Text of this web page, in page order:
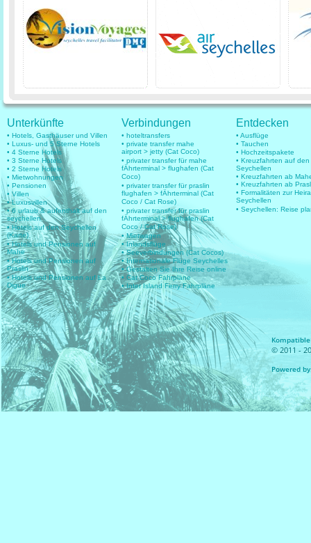
Unterkünfte
• Hotels, Gasthäuser und Villen
• Luxus- und 5 Sterne Hotels
• 4 Sterne Hotels
• 3 Sterne Hotels
• 2 Sterne Hotels
• Mietwohnungen
• Pensionen
• Villen
• Luxusvillen
• 6 urlaub & aufenthalt auf den
seychellen
• Hotels auf den Seychellen
(Karte)
• Hotels und Pensionen auf
Mahe
• Hotels und Pensionen auf
Praslin
• Hotels und Pensionen auf La
Digue
Verbindungen
• hoteltransfers
• private transfer mahe
airport > jetty (Cat Coco)
• privater transfer für mahe
fÄhrterminal > flughafen (Cat
Coco)
• privater transfer für praslin
flughafen > fÄhrterminal (Cat
Coco / Cat Rose)
• privater transfer für praslin
fÄhrterminal > flughafen (Cat
Coco / Cat Rose)
• Mietwagen
• Inlandsflüge
• Seeverbindungen (Cat Cocos)
• Internationale Flüge Seychelles
• Gestalten Sie Ihre Reise online
• Cat Coco Fahrpläne
• Inter Island Ferry Fahrpläne
Entdecken
• Ausflüge
• Tauchen
• Hochzeitspakete
• Kreuzfahrten auf den
Seychellen
• Kreuzfahrten ab
• Kreuzfahrten ab
• Formalitäten zur
Seychellen
• Seychellen: Reise
© 2011 -
Powered by